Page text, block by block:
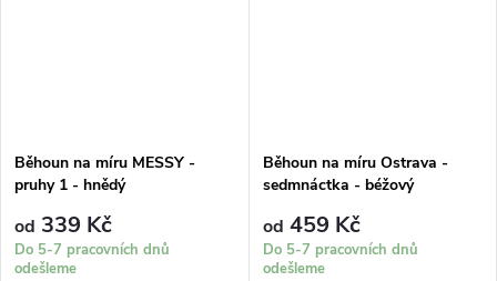
Běhoun na míru MESSY -
pruhy 1 - hnědý
od 339 Kč
Do 5-7 pracovních dnů
odešleme
Běhoun na míru Ostrava -
sedmnáctka - béžový
od 459 Kč
Do 5-7 pracovních dnů
odešleme